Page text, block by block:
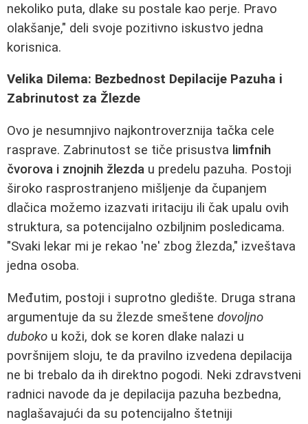
nekoliko puta, dlake su postale kao perje. Pravo
olakšanje," deli svoje pozitivno iskustvo jedna
korisnica.
Velika Dilema: Bezbednost Depilacije Pazuha i
Zabrinutost za Žlezde
Ovo je nesumnjivo najkontroverznija tačka cele
rasprave. Zabrinutost se tiče prisustva limfnih
čvorova i znojnih žlezda u predelu pazuha. Postoji
široko rasprostranjeno mišljenje da čupanjem
dlačica možemo izazvati iritaciju ili čak upalu ovih
struktura, sa potencijalno ozbiljnim posledicama.
"Svaki lekar mi je rekao 'ne' zbog žlezda," izveštava
jedna osoba.
Međutim, postoji i suprotno gledište. Druga strana
argumentuje da su žlezde smeštene dovoljno
duboko u koži, dok se koren dlake nalazi u
površnijem sloju, te da pravilno izvedena depilacija
ne bi trebalo da ih direktno pogodi. Neki zdravstveni
radnici navode da je depilacija pazuha bezbedna,
naglašavajući da su potencijalno štetniji